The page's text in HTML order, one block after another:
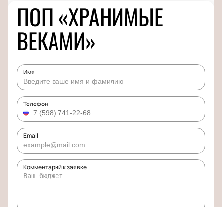
ПОП «ХРАНИМЫЕ
ВЕКАМИ»
Имя
Телефон
Email
Комментарий к заявке